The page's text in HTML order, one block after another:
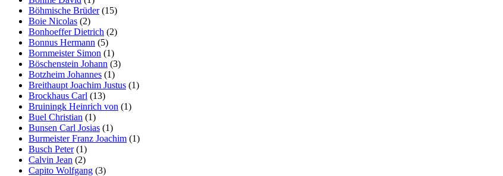
Böhmische Brüder(15)
Boie Nicolas (2)
Bonhoeffer Dietrich (2)
Bonnus Hermann (5)
Bornmeister Simon (1)
Böschenstein Johann (3)
Botzheim Johannes (1)
Breithaupt Joachim Justus (1)
Brockhaus Carl (13)
Bruiningk Heinrich von (1)
Buel Christian (1)
Bunsen Carl Josias (1)
Burmeister Franz Joachim (1)
Busch Peter(1)
Calvin Jean (2)
Capito Wolfgang (3)